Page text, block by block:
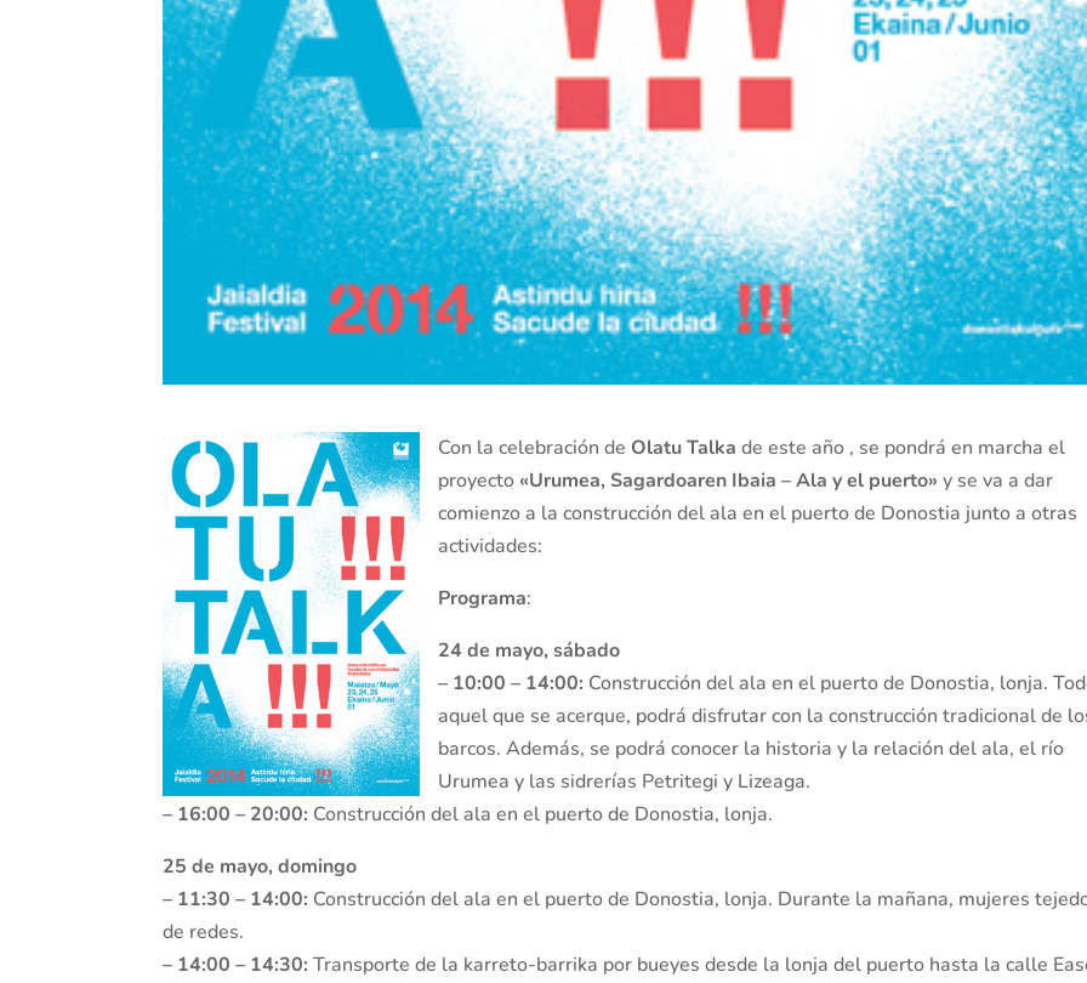
Con la celebración de Olatu Talka de este año , se pondrá en marcha el
proyecto «Urumea, Sagardoaren Ibaia – Ala y el puerto» y se va a dar
comienzo a la construcción del ala en el puerto de Donostia junto a otras
actividades:
Programa:
24 de mayo, sábado
– 10:00 – 14:00: Construcción del ala en el puerto de Donostia, lonja.
aquel que se acerque, podrá disfrutar con la construcción tradicional de
barcos. Además, se podrá conocer la historia y la relación del ala, el río
Urumea y las sidrerías Petritegi y Lizeaga.
– 16:00 – 20:00: Construcción del ala en el puerto de Donostia, lonja.
25 de mayo, domingo
– 11:30 – 14:00: Construcción del ala en el puerto de Donostia, lonja. Durante la mañana, mujeres
de redes.
– 14:00 – 14:30: Transporte de la karreto-barrika por bueyes desde la lonja del puerto hasta la calle